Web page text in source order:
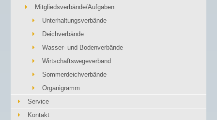
Mitgliedsverbände/Aufgaben
Unterhaltungsverbände
Deichverbände
Wasser- und Bodenverbände
Wirtschaftswegeverband
Sommerdeichverbände
Organigramm
Service
Kontakt